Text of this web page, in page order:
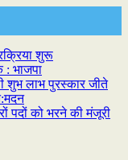
शुरू
: भाजपा
शुभ लाभ पुरस्कार जीते
पदों को भरने की मंजूरी